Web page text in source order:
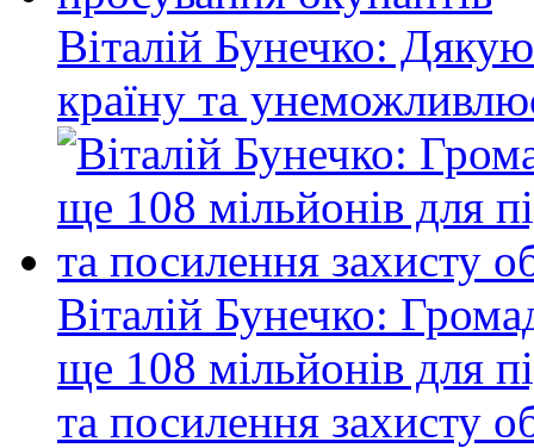
Віталій Бунечко:
країну та
Віталій Бунечко:
ще 108 мільйонів для
та посилення захисту